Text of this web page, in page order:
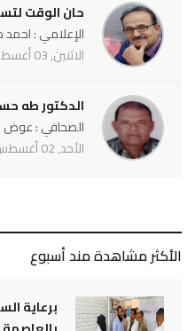
حان الوقت
الإعلامي :
الاثنين, 03 أغسطس 2026 - 04:10 م
الدكتور طه
الصحافي : عوض
الأحد, 02 أغسطس 2026 - 06:07 م
الأكثر مشاهدة مند أسبوع
برعاية